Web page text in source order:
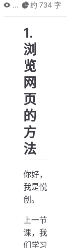
...
约 734 字
1.
浏
览
网
页
的
方
法
你好，
我是悦
创。
上一节
课，我
们学习